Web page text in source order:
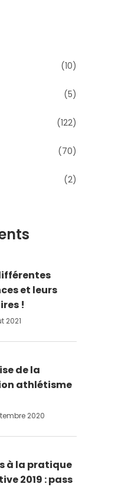
(10)
(5)
(122)
(70)
(2)
et leurs
!
2021
de la
athlétisme
2020
à la pratique
2019 : pass